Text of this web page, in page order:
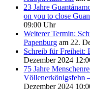
23 Jahre
on you to close
09:00 Uhr
Weiterer Termin:
Papenburg am 22.
Schreib für Freiheit:
Dezember 2024
75 Jahre
Völlenerkönigsfehn
Dezember 2024